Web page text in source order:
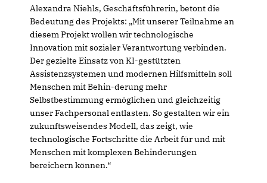
Alexandra Niehls, Geschäftsführerin, betont die
Bedeutung des Projekts: „Mit unserer Teilnahme an
diesem Projekt wollen wir technologische
Innovation mit sozialer Verantwortung verbinden.
Der gezielte Einsatz von KI-gestützten
Assistenzsystemen und modernen Hilfsmitteln soll
Menschen mit Behin-derung mehr
Selbstbestimmung ermöglichen und gleichzeitig
unser Fachpersonal entlasten. So gestalten wir ein
zukunftsweisendes Modell, das zeigt, wie
technologische Fortschritte die Arbeit für und mit
Menschen mit komplexen Behinderungen
bereichern können.“